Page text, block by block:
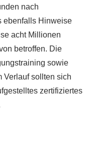
nach
ebenfalls Hinweise
acht Millionen
betroffen. Die
sowie
Verlauf sollten sich
zertifiziertes